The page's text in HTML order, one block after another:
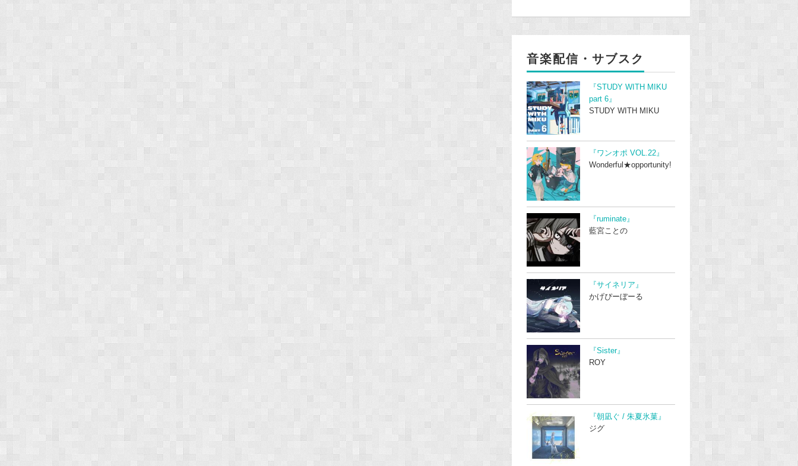
音楽配信・サブスク
『STUDY WITH MIKU
part 6』
STUDY WITH MIKU
『ワンオポ VOL.22』
Wonderful★opportunity!
『ruminate』
藍宮ことの
『サイネリア』
かげぴーぼーる
『Sister』
ROY
『朝凪ぐ / 朱夏氷菓』
ジグ